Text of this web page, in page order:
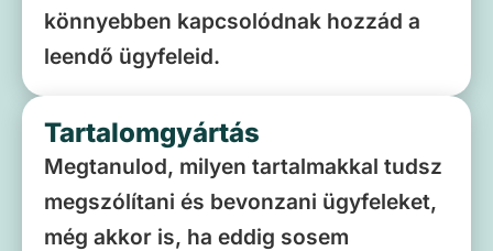
könnyebben kapcsolódnak hozzád a
leendő ügyfeleid.
Tartalomgyártás
Megtanulod, milyen tartalmakkal tudsz
megszólítani és bevonzani ügyfeleket,
még akkor is, ha eddig sosem